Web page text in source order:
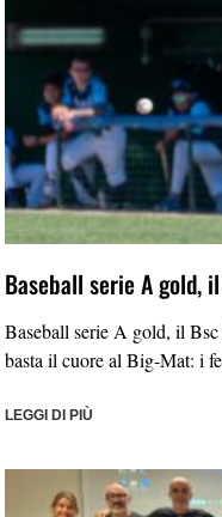
Baseball serie A gold,
Baseball serie A gold, il
basta il cuore al Big-Mat: i
LEGGI DI PIÙ